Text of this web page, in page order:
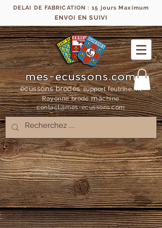
DELAI DE FABRICATION : 15 jours Maximum
ENVOI EN SUIVI
mes-ecussons.com
écussons brodés support feutrine, fil
Rayonne brodémachine
contact@mes-ecussons.com